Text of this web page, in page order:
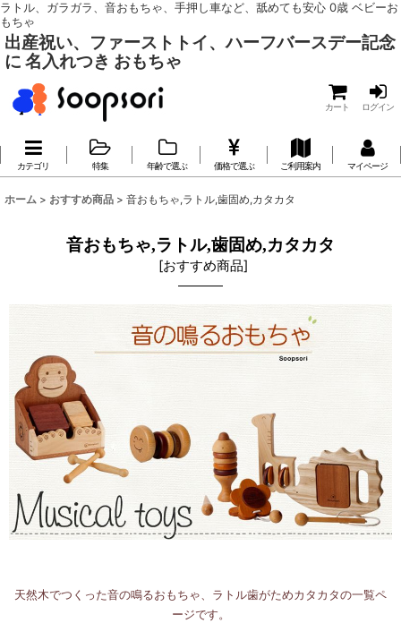
ラトル、ガラガラ、音おもちゃ、手押し車など、舐めても安心 0歳 ベビーお
もちゃ
出産祝い、ファーストトイ、ハーフバースデー記念
に 名入れつき おもちゃ
カート ログイン
カテゴリ 特集 年齢で選ぶ 価格で選ぶ ご利用案内 マイページ
ホーム > おすすめ商品 > 音おもちゃ,ラトル,歯固め,カタカタ
音おもちゃ,ラトル,歯固め,カタカタ
[おすすめ商品]
天然木でつくった音の鳴るおもちゃ、ラトル歯がためカタカタの一覧ペ
ージです。